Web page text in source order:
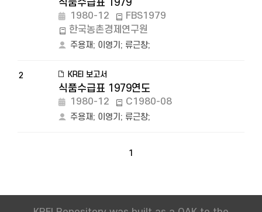
식품수급표 1979
1980-12
FBS1979
한국농촌경제연구원
주용재; 이영기 ; 류근창;
2 KREI 보고서
식품수급표 1979연도
1980-12 C1980-08
주용재; 이영기 ; 류근창;
1